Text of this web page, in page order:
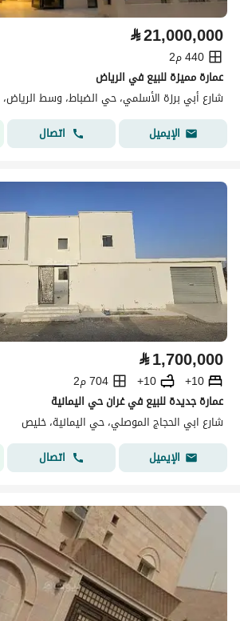
⃁21,000,000
440 م2
عمارة مميزة للبيع في الرياض
شارع أبي برزة الأسلمي، حي الضباط، وسط الرياض،
الإيميل
اتصال
⃁1,700,000
10+
10+
704 م2
عمارة جديدة للبيع في غران حي اليمانية
شارع ابي الحجاج الموصلي، حي اليمانية، خليص
الإيميل
اتصال